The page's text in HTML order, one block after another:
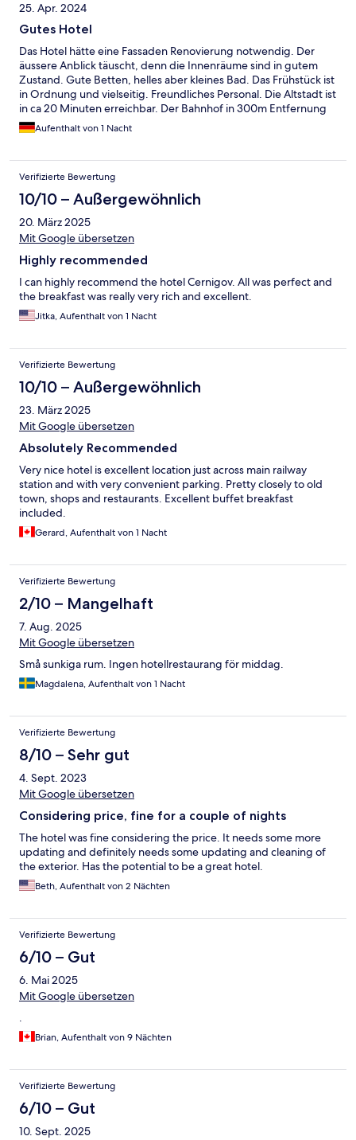
25. Apr. 2024
Gutes Hotel
Das Hotel hätte eine Fassaden Renovierung notwendig. Der
äussere Anblick täuscht, denn die Innenräume sind in gutem
Zustand. Gute Betten, helles aber kleines Bad. Das Frühstück ist
in Ordnung und vielseitig. Freundliches Personal. Die Altstadt ist
in ca 20 Minuten erreichbar. Der Bahnhof in 300m Entfernung
Aufenthalt von 1 Nacht
Verifizierte Bewertung
10/10 – Außergewöhnlich
20. März 2025
Mit Google übersetzen
Highly recommended
I can highly recommend the hotel Cernigov. All was perfect and
the breakfast was really very rich and excellent.
Jitka, Aufenthalt von 1 Nacht
Verifizierte Bewertung
10/10 – Außergewöhnlich
23. März 2025
Mit Google übersetzen
Absolutely Recommended
Very nice hotel is excellent location just across main railway
station and with very convenient parking. Pretty closely to old
town, shops and restaurants. Excellent buffet breakfast
included.
Gerard, Aufenthalt von 1 Nacht
Verifizierte Bewertung
2/10 – Mangelhaft
7. Aug. 2025
Mit Google übersetzen
Små sunkiga rum. Ingen hotellrestaurang för middag.
Magdalena, Aufenthalt von 1 Nacht
Verifizierte Bewertung
8/10 – Sehr gut
4. Sept. 2023
Mit Google übersetzen
Considering price, fine for a couple of nights
The hotel was fine considering the price. It needs some more
updating and definitely needs some updating and cleaning of
the exterior. Has the potential to be a great hotel.
Beth, Aufenthalt von 2 Nächten
Verifizierte Bewertung
6/10 – Gut
6. Mai 2025
Mit Google übersetzen
.
Brian, Aufenthalt von 9 Nächten
Verifizierte Bewertung
6/10 – Gut
10. Sept. 2025